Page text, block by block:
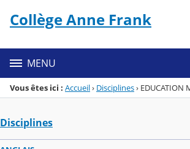
Menu de la rubrique
Contenu
Collège Anne Frank
MENU
Vous êtes ici : Accueil› Disciplines› EDUCATION
Disciplines